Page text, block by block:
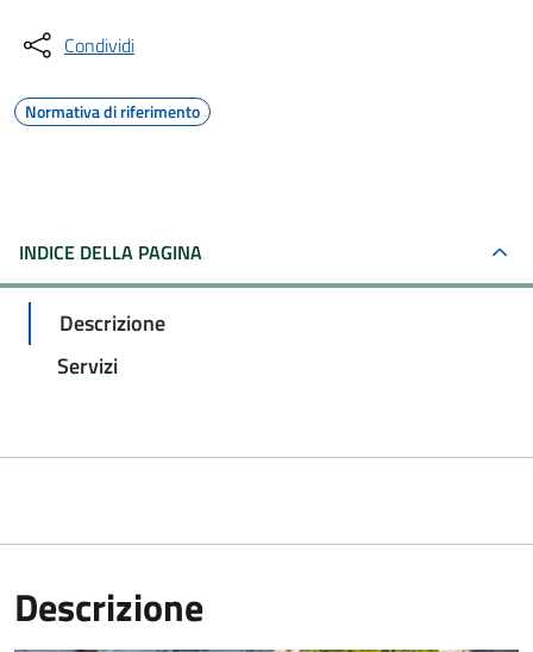
Condividi
Normativa di riferimento
INDICE DELLA PAGINA
Descrizione
Servizi
Descrizione